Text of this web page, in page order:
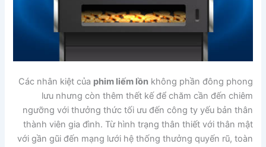
Các nhân kiệt của phim liếm lồnkhông phần đông phong
lưu nhưng còn thêm thết kế để chăm cần đến chiêm
ngưỡng với thưởng thức tối ưu đến công ty yếu bản thân
thành viên gia đình. Từ hình trạng thân thiết với thân mật
với gần gũi đến mạng lưới hệ thống thưởng quyến rũ, toàn